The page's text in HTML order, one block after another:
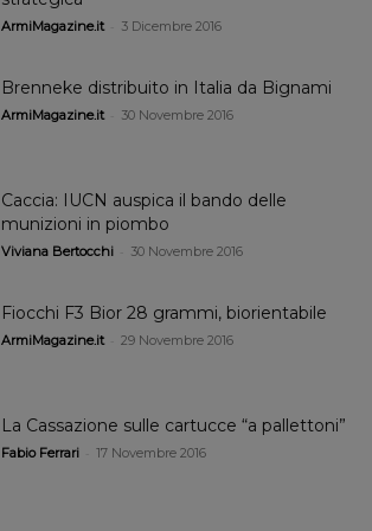
ArmiMagazine.it 3 Dicembre 2016
Brenneke distribuito in Italia da Bignami
ArmiMagazine.it 30 Novembre 2016
Caccia: IUCN auspica il bando delle
munizioni in piombo
Viviana Bertocchi 30 Novembre 2016
Fiocchi F3 Bior 28 grammi, biorientabile
ArmiMagazine.it 29 Novembre 2016
La Cassazione sulle cartucce “a pallettoni”
Fabio Ferrari 17 Novembre 2016